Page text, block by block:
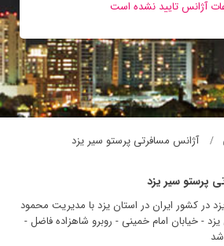
آژانس تایید نشده است
آژانس مسافرتی پرستو سير يزد
پرستو سير يزد
در کشور ایران در استان يزد با مدیریت محمود
- خیابان امام خمینی - روبرو شاهزاده فاضل -